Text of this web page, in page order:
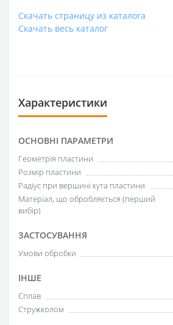
Скачать страницу из каталога
Скачать весь каталог
Характеристики
ОСНОВНІ ПАРАМЕТРИ
Геометрія пластини
Розмір пластини
Радіус при вершині кута пластини
Матеріал, що обробляється (перший
вибір)
ЗАСТОСУВАННЯ
Умови обробки
ІНШЕ
Сплав
Стружколом